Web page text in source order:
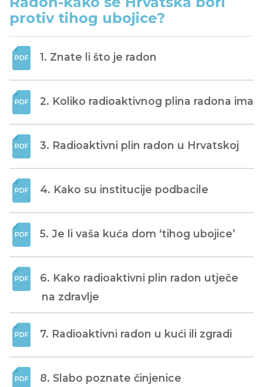
protiv tihog ubojice?
1. Znate li što je radon
2. Koliko radioaktivnog plina radona ima
3. Radioaktivni plin radon u Hrvatskoj
4. Kako su institucije podbacile
5. Je li vaša kuća dom ‘tihog ubojice’
6. Kako radioaktivni plin radon utječe
na zdravlje
7. Radioaktivni radon u kući ili zgradi
8. Slabo poznate činjenice